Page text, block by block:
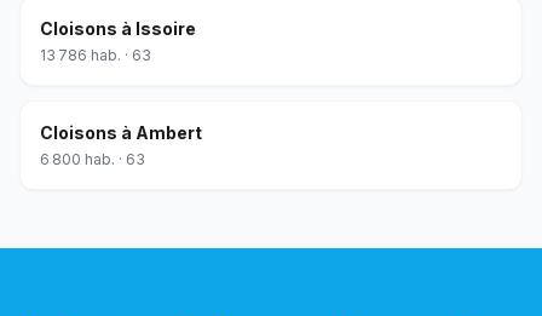
Cloisons à Issoire
13 786 hab. · 63
Cloisons à Ambert
6 800 hab. · 63